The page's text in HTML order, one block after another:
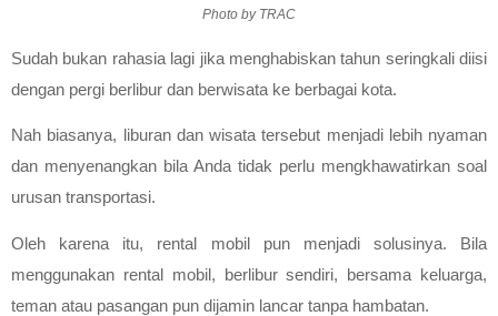
Photo by TRAC
Sudah bukan rahasia lagi jika menghabiskan tahun seringkali diisi
dengan pergi berlibur dan berwisata ke berbagai kota.
Nah biasanya, liburan dan wisata tersebut menjadi lebih nyaman
dan menyenangkan bila Anda tidak perlu mengkhawatirkan soal
urusan transportasi.
Oleh karena itu, rental mobil pun menjadi solusinya. Bila
menggunakan rental mobil, berlibur sendiri, bersama keluarga,
teman atau pasangan pun dijamin lancar tanpa hambatan.